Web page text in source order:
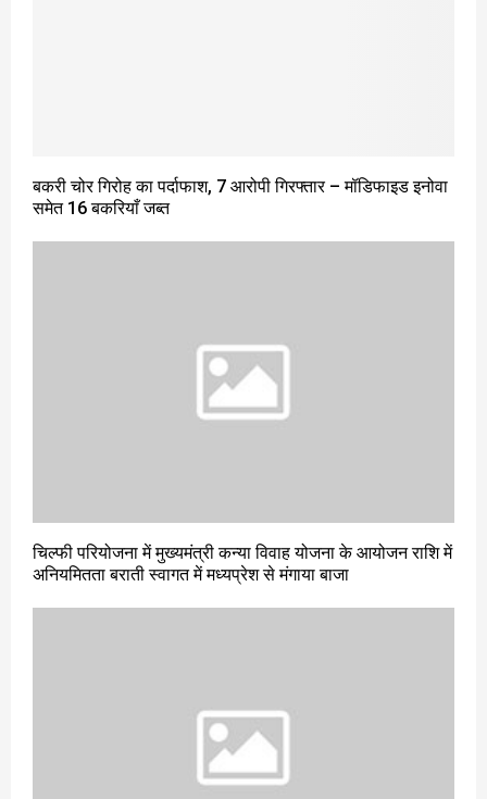
बकरी चोर गिरोह का पर्दाफाश, 7 आरोपी गिरफ्तार – मॉडिफाइड इनोवा
समेत 16 बकरियाँ जब्त
चिल्फी परियोजना में मुख्यमंत्री कन्या विवाह योजना के आयोजन राशि में
अनियमितता बराती स्वागत में मध्यप्रेश से मंगाया बाजा